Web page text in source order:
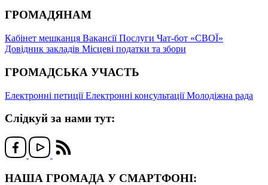
ГРОМАДЯНАМ
Кабінет мешканця ВакансіїПослуги Чат-бот «СВОЇ»
Довідник закладів Місцеві податки та збори
ГРОМАДСЬКА УЧАСТЬ
Електронні петиціїЕлектронні консультаціїМолодіжна рада
Слідкуй за нами тут:
НАША ГРОМАДА У СМАРТФОНІ: